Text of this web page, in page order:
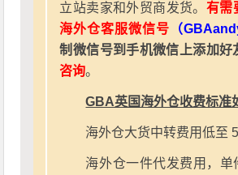
立站卖家和外贸商发货。 有需
海外仓客服微信号 （
制微信号到手机微信上添加好
咨询。
GBA英国海外仓收费标准
海外仓大货中转费用低至
海外仓一件代发费用，单